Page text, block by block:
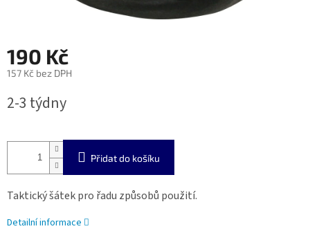
190 Kč
157 Kč bez DPH
cena:
2-3 týdny
Přidat do košíku
Taktický šátek pro řadu způsobů použití.
Detailní informace